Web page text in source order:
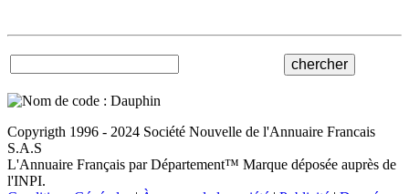
Copyrigth 1996 - 2024 Société Nouvelle de l'Annuaire Francais
S.A.S
L'Annuaire Français par Département™ Marque déposée auprès de
l'INPI.